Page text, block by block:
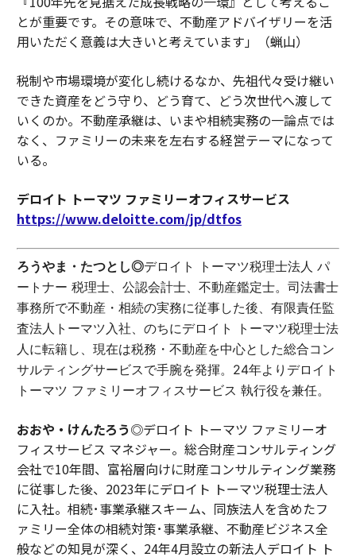
とが重要です。その意味で、不動産アドバイザリーを活
用いただく意義は大きいと考えています」（蝋山）
税制や市場環境が変化し続けるなか、先祖代々受け継い
できた資産をどう守り、どう育て、どう次世代へ渡して
いくのか。不動産承継は、いまや相続実務の一論点では
なく、ファミリーの未来を左右する経営テーマになって
いる。
デロイト トーマツ ファミリーオフィスサービス
https://www.deloitte.com/jp/dtfos
ろうやま・たつとし◎デロイト トーマツ税理士法人 パ
ートナー 税理士、公認会計士、不動産鑑定士。司法書士
事務所で不動産・相続の実務に従事した後、有限責任監
査法人トーマツ入社、のちにデロイト トーマツ税理士法
人に転籍し、現在は税務・不動産を中心とした総合コン
サルティングサービスで手腕を発揮。24年よりデロイト
トーマツ ファミリーオフィスサービス 執行役を兼任。
おおや・けんたろう◎デロイト トーマツ ファミリーオ
フィスサービス マネジャー。総合財産コンサルティング
会社で10年間、富裕層向けに財産コンサルティング業務
に従事した後、2023年にデロイト トーマツ税理士法人
に入社。相続･事業承継スキーム、同族法人を含めたフ
ァミリー全体の相続対策･事業承継、不動産ビジネス全
般などの知見が深く、24年4月設立の新法人デロイト ト